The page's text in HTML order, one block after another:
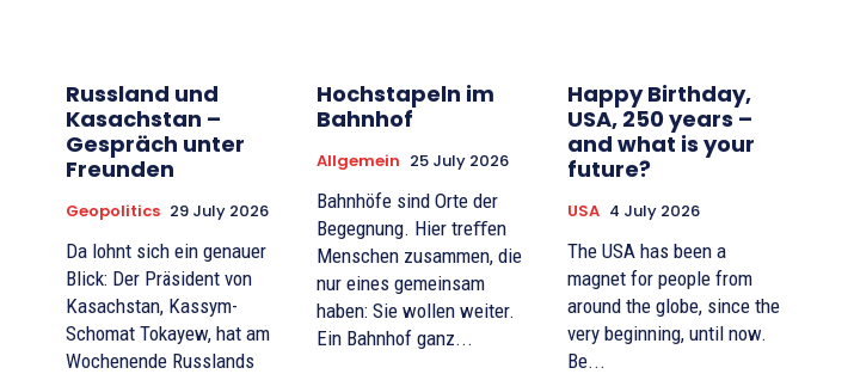
Russland und
Kasachstan –
Gespräch unter
Freunden
Geopolitics 29 July 2026
Da lohnt sich ein genauer
Blick: Der Präsident von
Kasachstan, Kassym-
Schomat Tokayew, hat am
Wochenende Russlands
Hochstapeln im
Bahnhof
Allgemein 25 July 2026
Bahnhöfe sind Orte der
Begegnung. Hier treﬀen
Menschen zusammen, die
nur eines gemeinsam
haben: Sie wollen weiter.
Ein Bahnhof ganz...
Happy Birthday,
USA, 250 years –
and what is your
future?
USA 4 July 2026
The USA has been a
magnet for people from
around the globe, since the
very beginning, until now.
Be...